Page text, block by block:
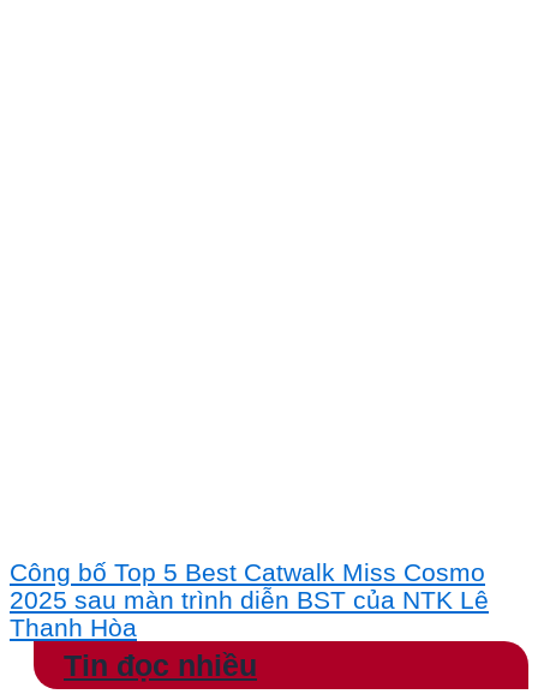
Công bố Top 5 Best Catwalk Miss Cosmo
2025 sau màn trình diễn BST của NTK Lê
Thanh Hòa
Tin đọc nhiều